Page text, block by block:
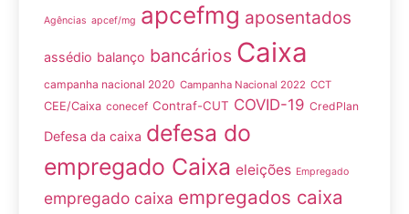
Agências apcef/mg apcefmg aposentados
assédio balanço bancários Caixa
campanha nacional 2020 Campanha Nacional 2022 CCT
CEE/Caixa conecef Contraf-CUT COVID-19 CredPlan
Defesa da caixa defesa do
empregado Caixa eleições Empregado
empregado caixa empregados caixa